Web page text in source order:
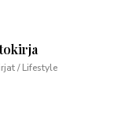
/ Lifestyle